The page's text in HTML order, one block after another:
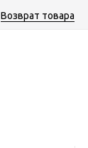
Возврат товара